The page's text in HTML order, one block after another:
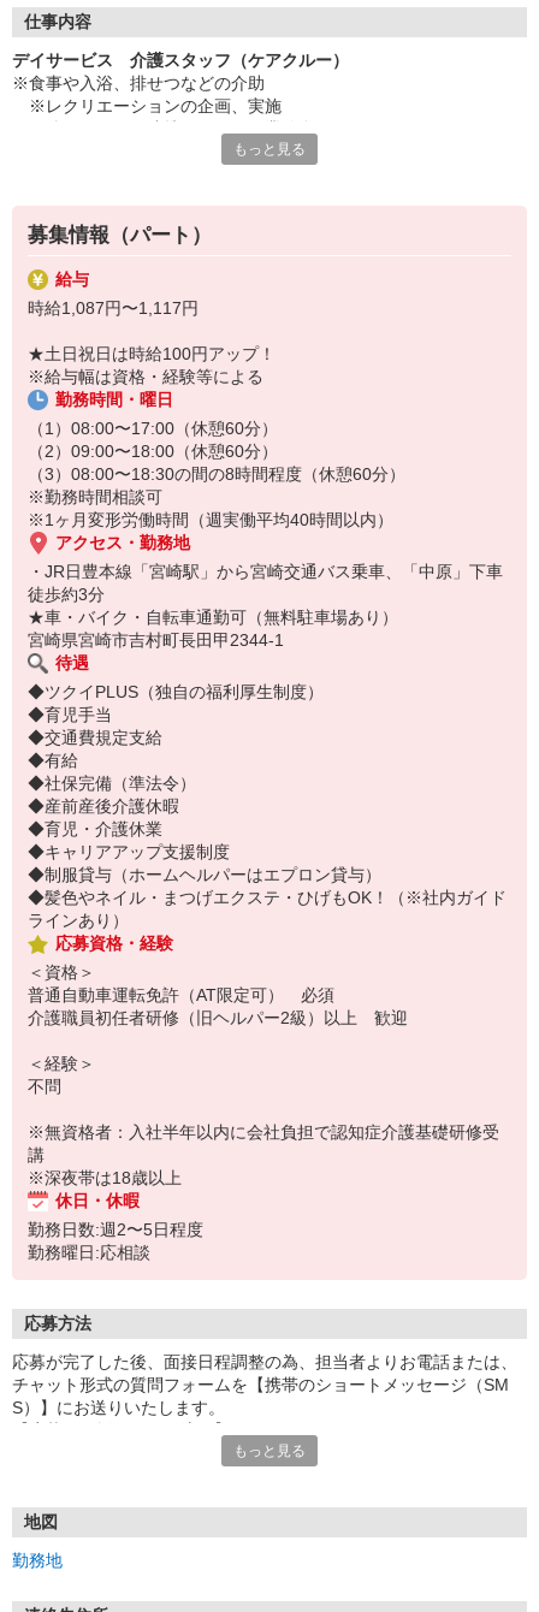
・ツクイ独自の福祉厚生制度でプライベートも充実
・子育て支援の福利厚生制度あり！子育てと仕事の両立を応援◎
・スタッフ何でも相談窓口やライフキャリア相談など、各相談窓
口あり
◇頑張った分、スタッフに還元！
・パートは特別手当の支給あり
仕事内容
デイサービス 介護スタッフ（ケアクルー）
※食事や入浴、排せつなどの介助
※レクリエーションの企画、実施
★＼サービス・職種の魅力／
「今私たちに求められていることは何だろう」「どんな工夫をした
ら喜んでいただけるだろう」他職種で連携しながら創意工夫し支援
していきます。感謝の言葉を直接いただけたり、信頼関係を築いて
いくことができます。日勤のみで働け介護度も比較的高くないた
もっと見る
募集情報（パート）
給与
時給1,087円〜1,117円
★土日祝日は時給100円アップ！
※給与幅は資格・経験等による
勤務時間・曜日
（1）08:00〜17:00（休憩60分）
（2）09:00〜18:00（休憩60分）
（3）08:00〜18:30の間の8時間程度（休憩60分）
※勤務時間相談可
※1ヶ月変形労働時間（週実働平均40時間以内）
アクセス・勤務地
・JR日豊本線「宮崎駅」から宮崎交通バス乗車、「中原」下車
徒歩約3分
★車・バイク・自転車通勤可（無料駐車場あり）
宮崎県宮崎市吉村町長田甲2344-1
待遇
◆ツクイPLUS（独自の福利厚生制度）
◆育児手当
◆交通費規定支給
◆有給
◆社保完備（準法令）
◆産前産後介護休暇
◆育児・介護休業
◆キャリアアップ支援制度
◆制服貸与（ホームヘルパーはエプロン貸与）
◆髪色やネイル・まつげエクステ・ひげもOK！（※社内ガイド
ラインあり）
応募資格・経験
＜資格＞
普通自動車運転免許（AT限定可） 必須
介護職員初任者研修（旧ヘルパー2級）以上 歓迎
＜経験＞
不問
※無資格者：入社半年以内に会社負担で認知症介護基礎研修受
講
※深夜帯は18歳以上
休日・休暇
勤務日数:週2〜5日程度
勤務曜日:応相談
応募方法
応募が完了した後、面接日程調整の為、担当者よりお電話または、
チャット形式の質問フォームを【携帯のショートメッセージ（SM
S）】にお送りいたします。
1.応募…Webもしくはお電話より応募ください。
※実技試験はドライバーの職種のみとなります。
もっと見る
地図
勤務地